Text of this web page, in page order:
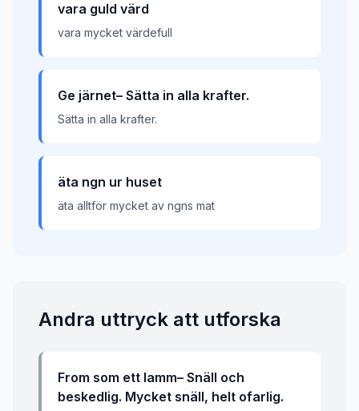
vara guld värd
vara mycket värdefull
Ge järnet– Sätta in alla krafter.
Sätta in alla krafter.
äta ngn ur huset
äta alltför mycket av ngns mat
Andra uttryck att utforska
From som ett lamm– Snäll och
beskedlig. Mycket snäll, helt ofarlig.